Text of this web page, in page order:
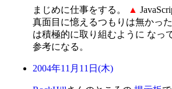
まじめに仕事をする。 ▲
真面目に憶えるつもりは無かっ
は積極的に取り組むように なっ
参考になる。
2004年11月11日(木)